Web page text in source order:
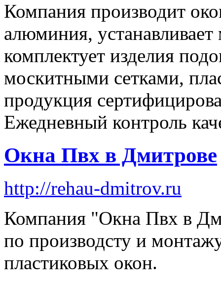
Компания производит
алюминия,
комплектует изделия
москитными сетками,
продукция
Ежедневный контроль
Окна Пвх в Дмитрове
http://rehau-dmitrov.ru
Компания "Окна Пвх в
по производсту и
пластиковых окон.